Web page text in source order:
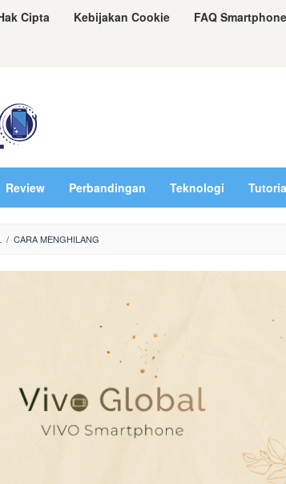
Cipta Kebijakan Cookie FAQ
Review Perbandingan Teknologi
/ CARA MENGHILANG